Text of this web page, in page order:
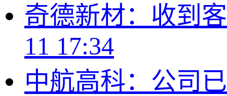
奇德新材：收到
11 17:34
中航高科：公司